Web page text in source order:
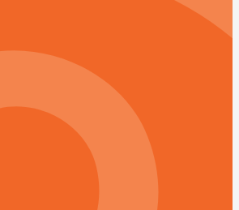
Węglowodany
29%-39%
Tłuszcze